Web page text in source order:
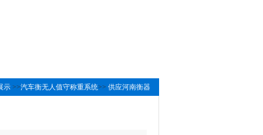
示 >>汽车衡无人值守称重系统>> 供应河南衡器